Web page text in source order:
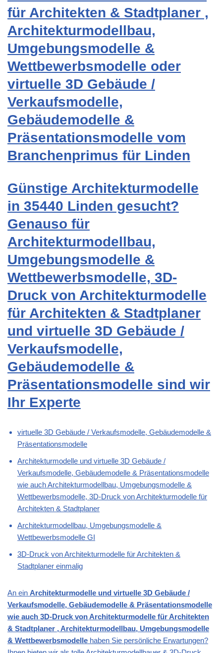
für Architekten & Stadtplaner ,
Architekturmodellbau,
Umgebungsmodelle &
Wettbewerbsmodelle oder
virtuelle 3D Gebäude /
Verkaufsmodelle,
Gebäudemodelle &
Präsentationsmodelle vom
Branchenprimus für Linden
Günstige Architekturmodelle
in 35440 Linden gesucht?
Genauso für
Architekturmodellbau,
Umgebungsmodelle &
Wettbewerbsmodelle, 3D-
Druck von Architekturmodelle
für Architekten & Stadtplaner
und virtuelle 3D Gebäude /
Verkaufsmodelle,
Gebäudemodelle &
Präsentationsmodelle sind wir
Ihr Experte
virtuelle 3D Gebäude / Verkaufsmodelle, Gebäudemodelle &
Präsentationsmodelle
Architekturmodelle und virtuelle 3D Gebäude /
Verkaufsmodelle, Gebäudemodelle & Präsentationsmodelle
wie auch Architekturmodellbau, Umgebungsmodelle &
Wettbewerbsmodelle, 3D-Druck von Architekturmodelle für
Architekten & Stadtplaner
Architekturmodellbau, Umgebungsmodelle &
Wettbewerbsmodelle GI
3D-Druck von Architekturmodelle für Architekten &
Stadtplaner einmalig
An ein Architekturmodelle und virtuelle 3D Gebäude /
Verkaufsmodelle, Gebäudemodelle & Präsentationsmodelle
wie auch 3D-Druck von Architekturmodelle für Architekten
& Stadtplaner , Architekturmodellbau, Umgebungsmodelle
& Wettbewerbsmodelle haben Sie persönliche Erwartungen?